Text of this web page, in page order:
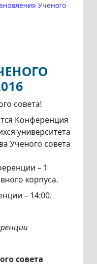
Ученого
совета!
Конференция
университета
Ученого совета
– 1
корпуса.
– 14:00.
совета